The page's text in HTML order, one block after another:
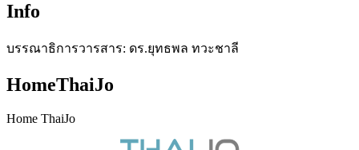
Info
บรรณาธิการวารสาร: ดร.ยุทธพล ทวะชาลี
HomeThaiJo
Home ThaiJo